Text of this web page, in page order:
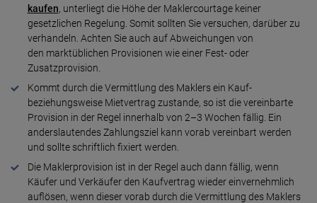
kaufen, unterliegt die Höhe der Maklercourtage keiner
gesetzlichen Regelung. Somit sollten Sie versuchen, darüber zu
verhandeln. Achten Sie auch auf Abweichungen von
den marktüblichen Provisionen wie einer Fest- oder
Zusatzprovision.
Kommt durch die Vermittlung des Maklers ein Kauf-
beziehungsweise Mietvertrag zustande, so ist die vereinbarte
Provision in der Regel innerhalb von 2–3 Wochen fällig. Ein
anderslautendes Zahlungsziel kann vorab vereinbart werden
und sollte schriftlich fixiert werden.
Die Maklerprovision ist in der Regel auch dann fällig, wenn
Käufer und Verkäufer den Kaufvertrag wieder einvernehmlich
auflösen, wenn dieser vorab durch die Vermittlung des Maklers